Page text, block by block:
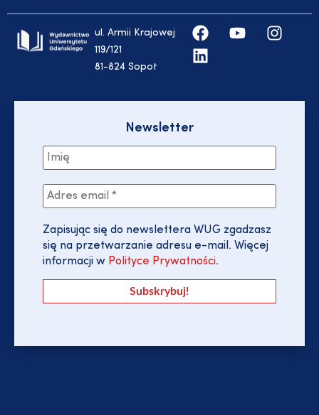
ul. Armii Krajowej
119/121
81-824 Sopot
Newsletter
Zapisując się do newslettera WUG zgadzasz
się na przetwarzanie adresu e-mail. Więcej
informacji w Polityce Prywatności.